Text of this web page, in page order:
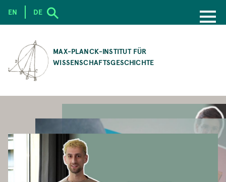
CONTENT
MAX-PLANCK-INSTITUT FÜR
WISSENSCHAFTSGESCHICHTE
EN DE